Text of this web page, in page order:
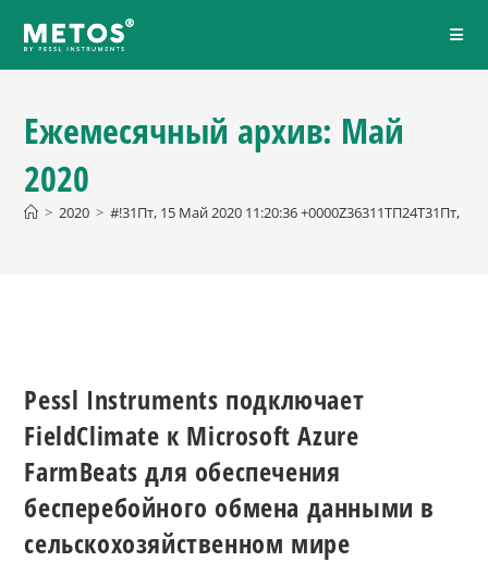
Ежемесячный архив: Май
2020
> 2020 > #!31Пт, 15 Май 2020 11:20:36 +0000Z36311ТП24Т31Пт,
Pessl Instruments подключает
FieldClimate к Microsoft Azure
FarmBeats для обеспечения
бесперебойного обмена данными в
сельскохозяйственном мире